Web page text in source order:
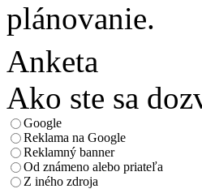
plánovanie.
Anketa
Ako ste sa
Google
Reklama na Google
Reklamný banner
Od známeno alebo priateľa
Z iného zdroja